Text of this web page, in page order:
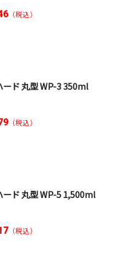
（税込）
ード 丸型 WP-3 350ml
（税込）
ード 丸型 WP-5 1,500ml
（税込）